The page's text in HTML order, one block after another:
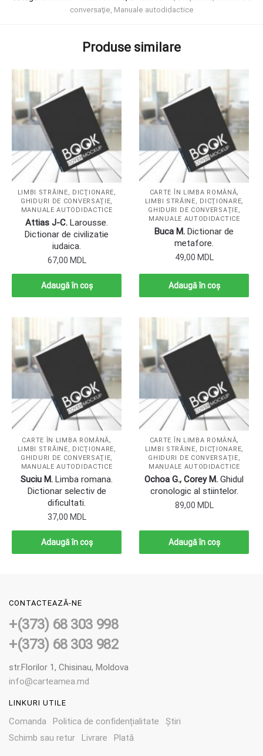
conversaţie, Manuale autodidactice
Produse similare
LIMBI STRĂINE, DICŢIONARE,
GHIDURI DE CONVERSAŢIE,
MANUALE AUTODIDACTICE
Attias J-C. Larousse.
Dictionar de civilizatie
iudaica.
67,00 MDL
Adaugă în coș
CARTE ÎN LIMBA ROMÂNĂ,
LIMBI STRĂINE, DICŢIONARE,
GHIDURI DE CONVERSAŢIE,
MANUALE AUTODIDACTICE
Buca M. Dictionar de
metafore.
49,00 MDL
Adaugă în coș
CARTE ÎN LIMBA ROMÂNĂ,
LIMBI STRĂINE, DICŢIONARE,
GHIDURI DE CONVERSAŢIE,
MANUALE AUTODIDACTICE
Suciu M. Limba romana.
Dictionar selectiv de
dificultati.
37,00 MDL
Adaugă în coș
CARTE ÎN LIMBA ROMÂNĂ,
LIMBI STRĂINE, DICŢIONARE,
GHIDURI DE CONVERSAŢIE,
MANUALE AUTODIDACTICE
Ochoa G., Corey M. Ghidul
cronologic al stiintelor.
89,00 MDL
Adaugă în coș
CONTACTEAZĂ-NE
+(373) 68 303 998
+(373) 68 303 982
str.Florilor 1, Chisinau, Moldova
info@carteamea.md
LINKURI UTILE
Comanda Politica de confidențialitate
Știri
Schimb sau retur
Livrare Plată